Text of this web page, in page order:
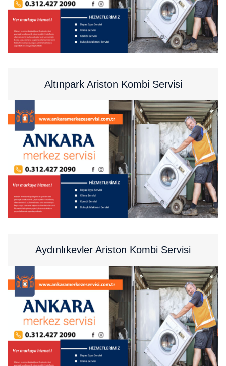
Altınpark Ariston Kombi Servisi
Aydınlıkevler Ariston Kombi Servisi